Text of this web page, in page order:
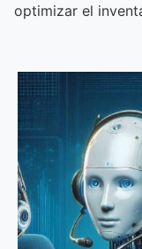
optimizar el